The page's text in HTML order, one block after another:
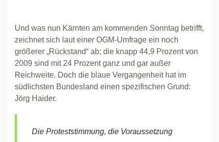
Und was nun Kärnten am kommenden Sonntag betrifft,
zeichnet sich laut einer OGM-Umfrage ein noch
größerer „Rückstand“ ab; die knapp 44,9 Prozent von
2009 sind mit 24 Prozent ganz und gar außer
Reichweite. Doch die blaue Vergangenheit hat im
südlichsten Bundesland einen spezifischen Grund:
Jörg Haider.
Die Proteststimmung, die Voraussetzung